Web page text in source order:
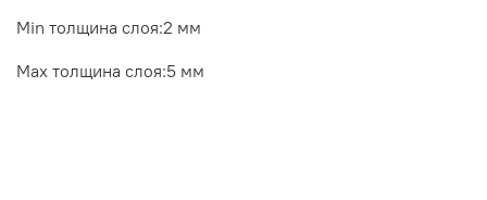
Min толщина слоя:2 мм
Max толщина слоя:5 мм